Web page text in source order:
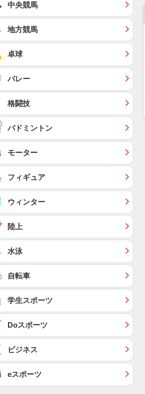
中央競馬
地方競馬
卓球
バレー
格闘技
バドミントン
モーター
フィギュア
ウィンター
陸上
水泳
自転車
学生スポーツ
Doスポーツ
ビジネス
eスポーツ